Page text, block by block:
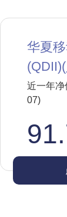
华夏
近一年净
07)